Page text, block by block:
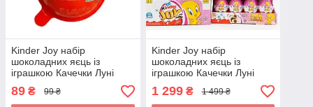
Kinder Joy набір
шоколадних яєць із
іграшкою Качечки Луні
Тюнз Твіті Looney Tunes
Tweety 20г 1шт
89 ₴ 99 ₴
Kinder Joy набір
шоколадних яєць із
іграшкою Качечки Луні
Тюнз Твіті Looney Tunes
Tweety 16x20г
1 299₴ 1 499 ₴